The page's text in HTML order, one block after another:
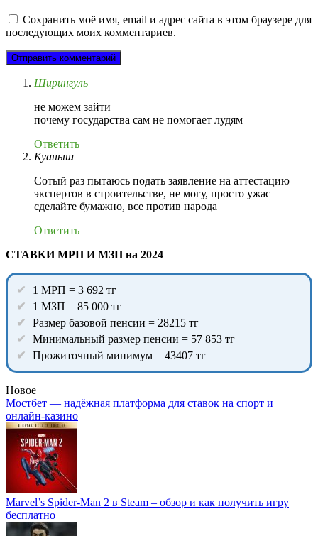
Сохранить моё имя, email и адрес сайта в этом браузере для
последующих моих комментариев.
Ширингуль
не можем зайти
почему государства сам не помогает лудям
Ответить
Куаныш
Сотый раз пытаюсь подать заявление на аттестацию
экспертов в строительстве, не могу, просто ужас
сделайте бумажно, все против народа
Ответить
СТАВКИ МРП И МЗП на 2024
1 МРП = 3 692 тг
1 МЗП = 85 000 тг
Размер базовой пенсии = 28215 тг
Минимальный размер пенсии = 57 853 тг
Прожиточный минимум = 43407 тг
Новое
Мостбет — надёжная платформа для ставок на спорт и
онлайн-казино
Marvel’s Spider-Man 2 в Steam – обзор и как получить игру
бесплатно